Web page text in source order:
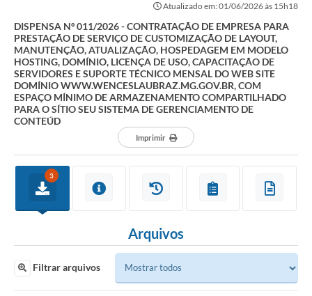
Atualizado em: 01/06/2026 às 15h18
DISPENSA Nº 011/2026 - CONTRATAÇÃO DE EMPRESA PARA
PRESTAÇÃO DE SERVIÇO DE CUSTOMIZAÇÃO DE LAYOUT,
MANUTENÇÃO, ATUALIZAÇÃO, HOSPEDAGEM EM MODELO
HOSTING, DOMÍNIO, LICENÇA DE USO, CAPACITAÇÃO DE
SERVIDORES E SUPORTE TÉCNICO MENSAL DO WEB SITE
DOMÍNIO WWW.WENCESLAUBRAZ.MG.GOV.BR, COM
ESPAÇO MÍNIMO DE ARMAZENAMENTO COMPARTILHADO
PARA O SÍTIO SEU SISTEMA DE GERENCIAMENTO DE
CONTEÚD
Imprimir
3
Arquivos
Filtrar arquivos